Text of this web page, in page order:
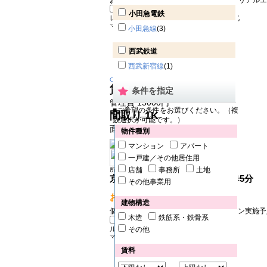
小田急電鉄
小田急線(3)
西武鉄道
西武新宿線(1)
条件を指定
■ご希望の条件をお選びください。（複
数選択が可能です。）
物件種別
マンション
アパート
一戸建／その他居住用
店舗
事務所
土地
その他事業用
建物構造
木造
鉄筋系・鉄骨系
その他
賃料
レジディア大森1101号室 大田区大森北
マンション
Change
賃料12.3万円
管理費 15000円
間取り1K
面積 20.34㎡
所在地：大田区大森北
京浜東北線 大森（東京）駅 徒歩5分
おすすめPOINT!
個人限定敷０！2026年8月リノベーション実施予
ルーブル大森西411号室
マンション